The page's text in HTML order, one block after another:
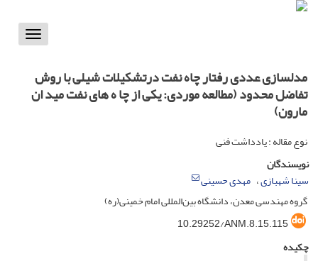
Toggle
مدلسازی عددی رفتار چاه نفت درتشکیلات شیلی با روش
تفاضل محدود (مطالعه موردی: یکی از چا ه های نفت مید ان
مارون)
نوع مقاله : یادداشت فنی
نویسندگان
سینا شهبازی مهدی حسینی
گروه مهندسی معدن، دانشگاه بین‌المللی امام خمینی(ره)
10.29252/ANM.8.15.115
چکیده